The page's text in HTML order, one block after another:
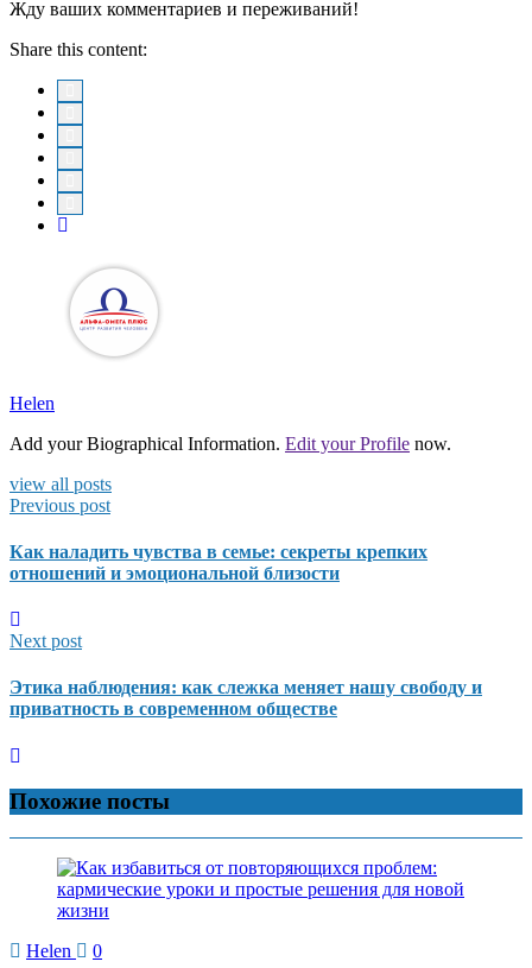
Жду ваших комментариев и переживаний!
Share this content:
Helen
Add your Biographical Information. Edit your Profile now.
view all posts
Previous post
Как наладить чувства в семье: секреты крепких
отношений и эмоциональной близости
Next post
Этика наблюдения: как слежка меняет нашу свободу и
приватность в современном обществе
Похожие посты
Helen 0